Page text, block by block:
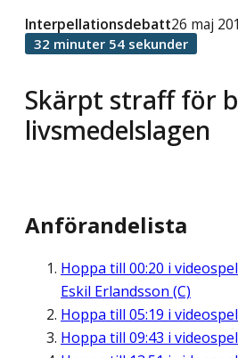
Skärpt straff för
livsmedelslagen
Interpellationsdebatt26 maj
32 minuter 54 sekunder
Anförandelista
Hoppa till 00:20 i
Eskil Erlandsson (C)
Hoppa till 05:19 i
Hoppa till 09:43 i